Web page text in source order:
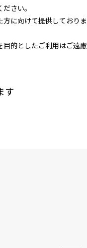
さい。
に向けて提供しておりま
的としたご利用はご遠慮
す